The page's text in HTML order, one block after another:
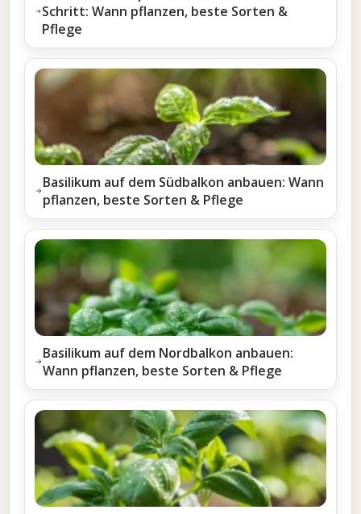
Schritt: Wann pflanzen, beste Sorten &
Pflege
Basilikum auf dem Südbalkon anbauen: Wann
pflanzen, beste Sorten & Pflege
Basilikum auf dem Nordbalkon anbauen:
Wann pflanzen, beste Sorten & Pflege